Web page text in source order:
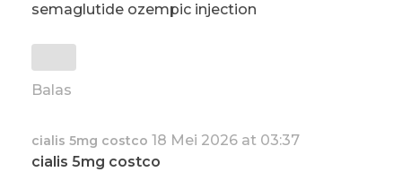
semaglutide ozempic injection
Balas
cialis 5mg costco 18 Mei 2026 at 03:37
cialis 5mg costco